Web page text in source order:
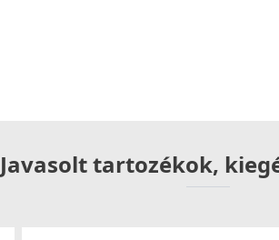
Javasolt tartozékok,